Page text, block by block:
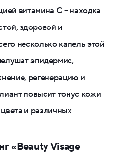
витамина C – находка
здоровой и
несколько капель этой
эпидермис,
регенерацию и
повысит тонус кожи
и различных
«Beauty Visage